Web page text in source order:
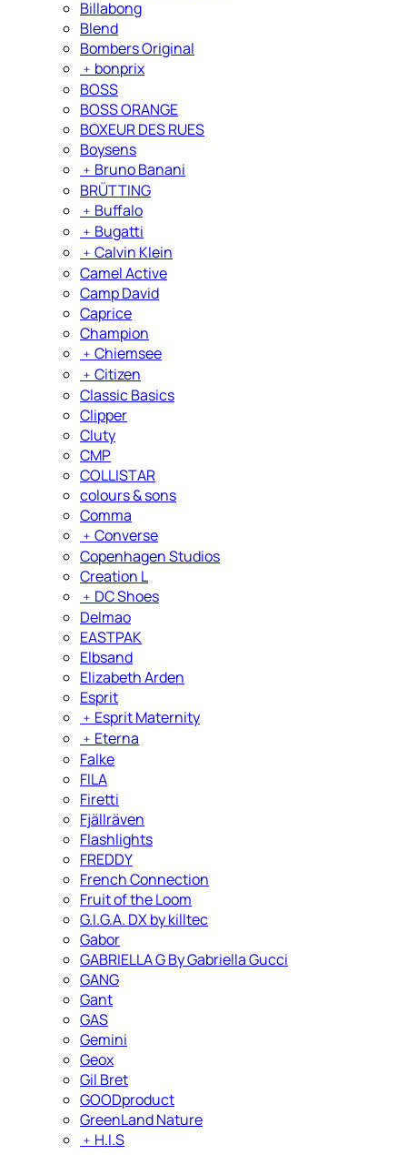
Billabong
Blend
Bombers Original
﹢ bonprix
BOSS
BOSS ORANGE
BOXEUR DES RUES
Boysens
﹢ Bruno Banani
BRÜTTING
﹢ Buffalo
﹢ Bugatti
﹢ Calvin Klein
Camel Active
Camp David
Caprice
Champion
﹢ Chiemsee
﹢ Citizen
Classic Basics
Clipper
Cluty
CMP
COLLISTAR
colours & sons
Comma
﹢ Converse
Copenhagen Studios
Creation L
﹢ DC Shoes
Delmao
EASTPAK
Elbsand
Elizabeth Arden
Esprit
﹢ Esprit Maternity
﹢ Eterna
Falke
FILA
Firetti
Fjällräven
Flashlights
FREDDY
French Connection
Fruit of the Loom
G.I.G.A. DX by killtec
Gabor
GABRIELLA G By Gabriella Gucci
GANG
Gant
GAS
Gemini
Geox
Gil Bret
GOODproduct
GreenLand Nature
﹢ H.I.S